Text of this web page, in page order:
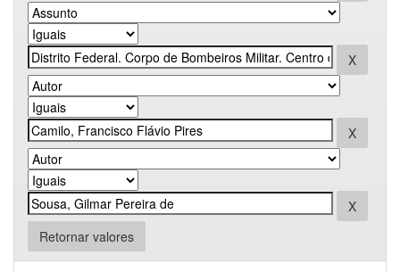
Retornar valores